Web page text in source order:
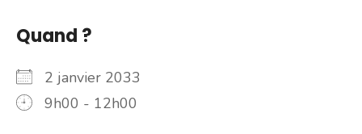
Quand ?
2 janvier 2033
9h00 - 12h00